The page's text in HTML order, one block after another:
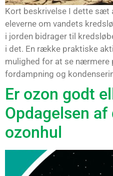
Kort beskrivelse I dette
eleverne om vandets
i jorden bidrager til
i det. En række praktiske
mulighed for at se nærmere
fordampning og
Er ozon godt
Opdagelsen
ozonhul